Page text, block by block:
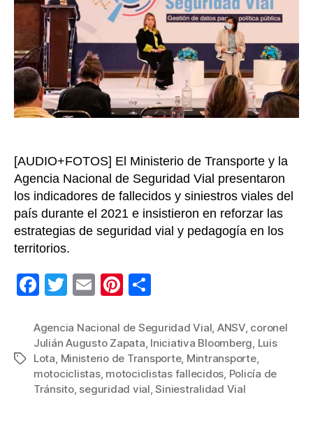
2021
[AUDIO+FOTOS] El Ministerio de Transporte y la
Agencia Nacional de Seguridad Vial presentaron
los indicadores de fallecidos y siniestros viales del
país durante el 2021 e insistieron en reforzar las
estrategias de seguridad vial y pedagogía en los
territorios.
F
c
e
b
o
T
tt
er
E
ail
Pi
er
e
st
m
p
ar
tir
Etiquetas
Agencia Nacional de Seguridad Vial, ANSV, coronel
Julián Augusto Zapata, Iniciativa Bloomberg, Luis
Lota, Ministerio de Transporte, Mintransporte,
motociclistas, motociclistas fallecidos, Policía de
Tránsito, seguridad vial,Siniestralidad Vial